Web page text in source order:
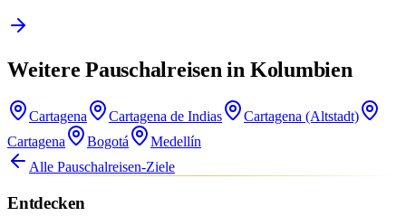
Weitere Pauschalreisen in Kolumbien
Cartagena Cartagena de Indias
Cartagena (Altstadt)
Cartagena
Bogotá
Medellín
Alle Pauschalreisen-Ziele
Entdecken